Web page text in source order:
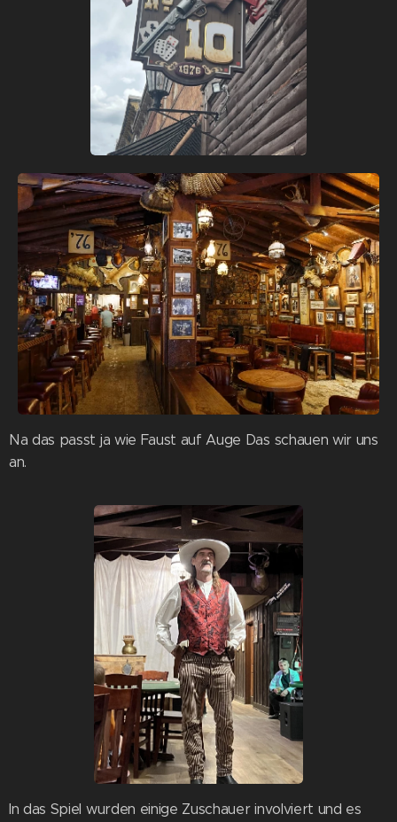
Na das passt ja wie Faust auf Auge Das schauen wir uns
an.
In das Spiel wurden einige Zuschauer involviert und es